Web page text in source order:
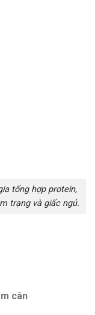
tổng hợp protein,
trạng và giấc ngủ.
cân